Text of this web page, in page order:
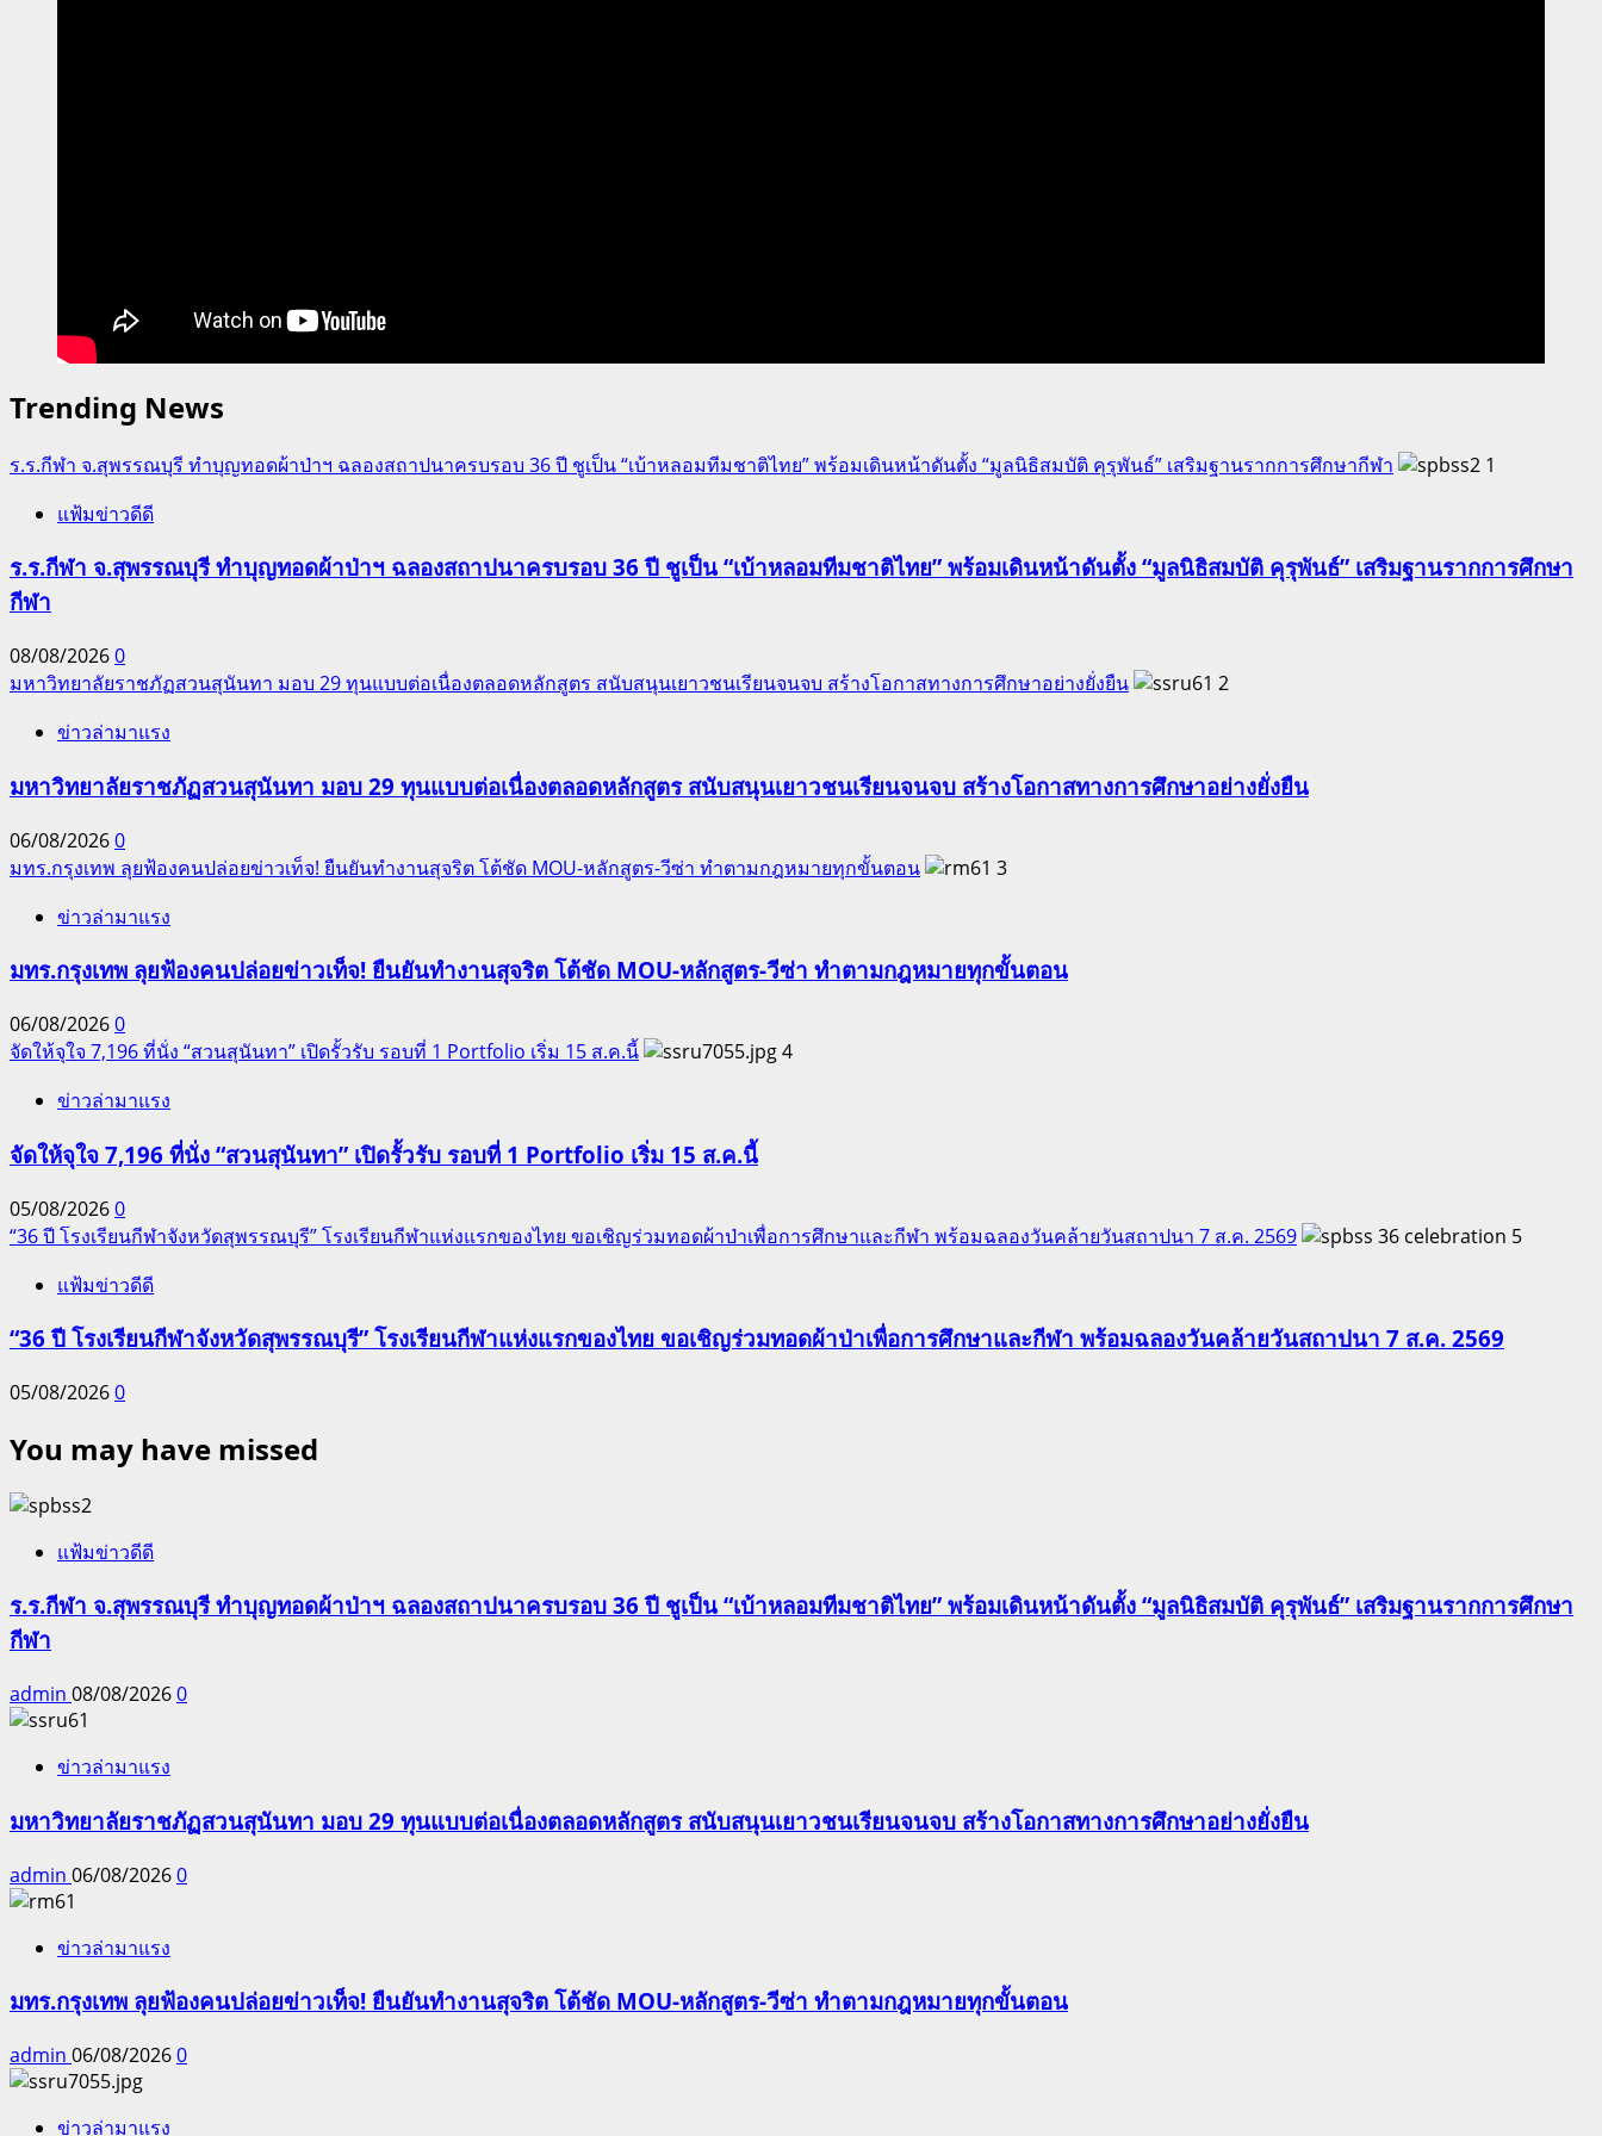
Trending News
ร.ร.กีฬา จ.สุพรรณบุรี ทำบุญทอดผ้าป่าฯ ฉลองสถาปนาครบรอบ 36 ปี ชูเป็น “เบ้าหลอมทีมชาติไทย” พร้อมเดินหน้าดันตั้ง “มูลนิธิสมบัติ คุรุพันธ์” เสริมฐานรากการศึกษากีฬา
1
แฟ้มข่าวดีดี
ร.ร.กีฬา จ.สุพรรณบุรี ทำบุญทอดผ้าป่าฯ ฉลองสถาปนาครบรอบ 36 ปี ชูเป็น “เบ้าหลอมทีมชาติไทย” พร้อมเดินหน้าดันตั้ง “มูลนิธิสมบัติ คุรุพันธ์” เสริมฐานรากการศึกษา
กีฬา
08/08/20260
มหาวิทยาลัยราชภัฏสวนสุนันทา มอบ 29 ทุนแบบต่อเนื่องตลอดหลักสูตร สนับสนุนเยาวชนเรียนจนจบ สร้างโอกาสทางการศึกษาอย่างยั่งยืน
2
ข่าวล่ามาแรง
มหาวิทยาลัยราชภัฏสวนสุนันทา มอบ 29 ทุนแบบต่อเนื่องตลอดหลักสูตร สนับสนุนเยาวชนเรียนจนจบ สร้างโอกาสทางการศึกษาอย่างยั่งยืน
06/08/20260
มทร.กรุงเทพ ลุยฟ้องคนปล่อยข่าวเท็จ! ยืนยันทำงานสุจริต โต้ชัด MOU-หลักสูตร-วีซ่า ทำตามกฎหมายทุกขั้นตอน
3
ข่าวล่ามาแรง
มทร.กรุงเทพ ลุยฟ้องคนปล่อยข่าวเท็จ! ยืนยันทำงานสุจริต โต้ชัด MOU-หลักสูตร-วีซ่า ทำตามกฎหมายทุกขั้นตอน
06/08/20260
จัดให้จุใจ 7,196 ที่นั่ง “สวนสุนันทา” เปิดรั้วรับ รอบที่ 1 Portfolio เริ่ม 15 ส.ค.นี้
4
ข่าวล่ามาแรง
จัดให้จุใจ 7,196 ที่นั่ง “สวนสุนันทา” เปิดรั้วรับ รอบที่ 1 Portfolio เริ่ม 15 ส.ค.นี้
05/08/20260
“36 ปี โรงเรียนกีฬาจังหวัดสุพรรณบุรี” โรงเรียนกีฬาแห่งแรกของไทย ขอเชิญร่วมทอดผ้าป่าเพื่อการศึกษาและกีฬา พร้อมฉลองวันคล้ายวันสถาปนา 7 ส.ค. 2569
5
แฟ้มข่าวดีดี
“36 ปี โรงเรียนกีฬาจังหวัดสุพรรณบุรี” โรงเรียนกีฬาแห่งแรกของไทย ขอเชิญร่วมทอดผ้าป่าเพื่อการศึกษาและกีฬา พร้อมฉลองวันคล้ายวันสถาปนา 7 ส.ค. 2569
05/08/20260
You may have missed
แฟ้มข่าวดีดี
ร.ร.กีฬา จ.สุพรรณบุรี ทำบุญทอดผ้าป่าฯ ฉลองสถาปนาครบรอบ 36 ปี ชูเป็น “เบ้าหลอมทีมชาติไทย” พร้อมเดินหน้าดันตั้ง “มูลนิธิสมบัติ คุรุพันธ์” เสริมฐานรากการศึกษา
กีฬา
admin 08/08/20260
ข่าวล่ามาแรง
มหาวิทยาลัยราชภัฏสวนสุนันทา มอบ 29 ทุนแบบต่อเนื่องตลอดหลักสูตร สนับสนุนเยาวชนเรียนจนจบ สร้างโอกาสทางการศึกษาอย่างยั่งยืน
admin 06/08/20260
ข่าวล่ามาแรง
มทร.กรุงเทพ ลุยฟ้องคนปล่อยข่าวเท็จ! ยืนยันทำงานสุจริต โต้ชัด MOU-หลักสูตร-วีซ่า ทำตามกฎหมายทุกขั้นตอน
admin 06/08/20260
ข่าวล่ามาแรง